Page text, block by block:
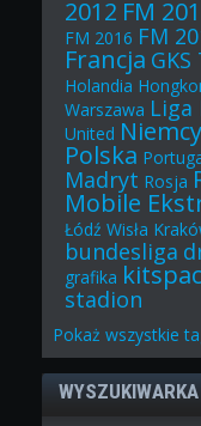
2012 FM
FM 2016 FM
Francja
Holandia
Warszawa
United Niemcy
Polska
Madryt Rosja
Mobile
Łódź Wisła
bundesliga
grafika
stadion
Pokażwszystkie
WYSZUKIWARKA